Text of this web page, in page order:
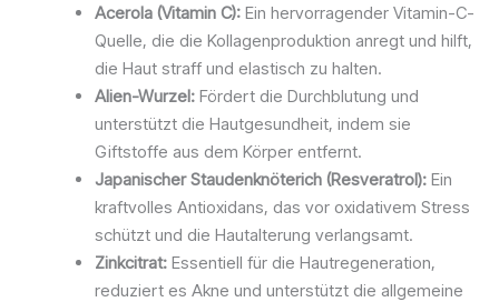
Acerola (Vitamin C): Ein hervorragender Vitamin-C-
Quelle, die die Kollagenproduktion anregt und hilft,
die Haut straff und elastisch zu halten.
Alien-Wurzel: Fördert die Durchblutung und
unterstützt die Hautgesundheit, indem sie
Giftstoffe aus dem Körper entfernt.
Japanischer Staudenknöterich (Resveratrol): Ein
kraftvolles Antioxidans, das vor oxidativem Stress
schützt und die Hautalterung verlangsamt.
Zinkcitrat: Essentiell für die Hautregeneration,
reduziert es Akne und unterstützt die allgemeine